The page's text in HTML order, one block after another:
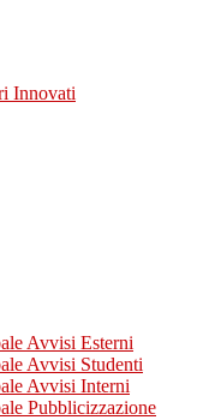
Innovati
Avvisi Esterni
Avvisi Studenti
Avvisi Interni
Pubblicizzazione